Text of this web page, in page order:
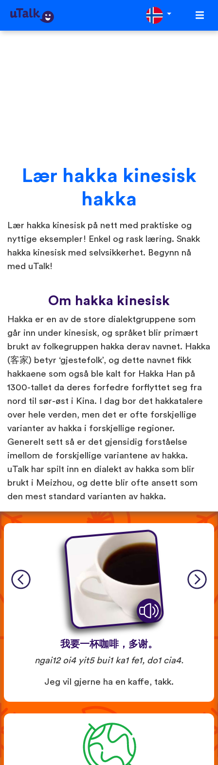
Lær hakka kinesisk
hakka
Lær hakka kinesisk på nett med praktiske og
nyttige eksempler! Enkel og rask læring. Snakk
hakka kinesisk med selvsikkerhet. Begynn nå
med uTalk!
Om hakka kinesisk
Hakka er en av de store dialektgruppene som
går inn under kinesisk, og språket blir primært
brukt av folkegruppen hakka derav navnet. Hakka
(客家) betyr ‘gjestefolk’, og dette navnet fikk
hakkaene som også ble kalt for Hakka Han på
1300-tallet da deres forfedre forflyttet seg fra
nord til sør-øst i Kina. I dag bor det hakkatalere
over hele verden, men det er ofte forskjellige
varianter av hakka i forskjellige regioner.
Generelt sett så er det gjensidig forståelse
imellom de forskjellige variantene av hakka.
uTalk har spilt inn en dialekt av hakka som blir
brukt i Meizhou, og dette blir ofte ansett som
den mest standard varianten av hakka.
我要一杯咖啡，多谢。
ngai12 oi4 yit5 bui1 ka1 fe1, do1 cia4.
Jeg vil gjerne ha en kaffe, takk.